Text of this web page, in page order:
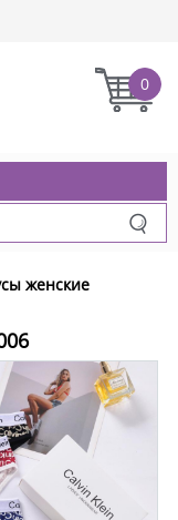
0
женские